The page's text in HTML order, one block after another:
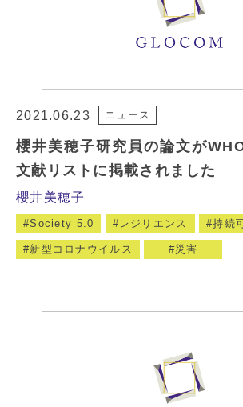
2021.06.23 ニュース
櫻井美穂子研究員の論文が
文献リストに掲載されました
櫻井美穂子
Society 5.0 レジリエンス 持続
新型コロナウイルス 災害